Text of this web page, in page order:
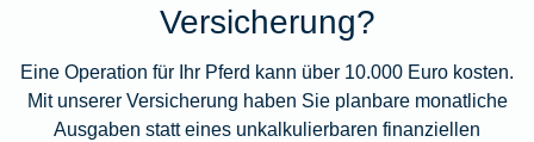
Versicherung?
Eine Operation für Ihr Pferd kann über 10.000 Euro kosten.
Mit unserer Versicherung haben Sie planbare monatliche
Ausgaben statt eines unkalkulierbaren finanziellen